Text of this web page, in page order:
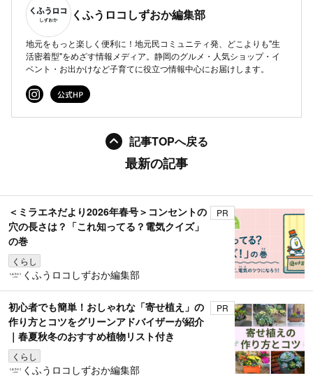
くふうロコしずおか編集部
地元をもっと楽しく便利に！地元民コミュニティ発、どこよりも"生
活密着型"をめざす情報メディア。静岡のグルメ・人気ショップ・イ
ベント・お出かけなど子育てに役立つ情報中心にお届けします。
記事TOPへ戻る
最新の記事
＜ミラエネだより2026年春号＞コンセントの
穴の長さは？「これ知ってる？電気クイズ」
の巻
くらし
PR
くふうロコしずおか編集部
初心者でも簡単！おしゃれな「寄せ植え」の
作り方とコツをグリーンアドバイザーが紹介
｜春夏秋冬のおすすめ植物リスト付き
くらし
PR
くふうロコしずおか編集部